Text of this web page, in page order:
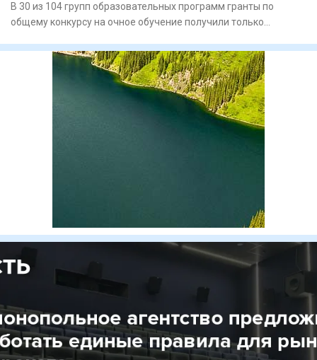
В 30 из 104 групп образовательных программ гранты по
общему конкурсу на очное обучение получили только